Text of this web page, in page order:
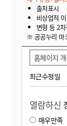
출처표시
비상업적
변형 등 2
※ 공공누리 마
최근수정일
홈페이지
열람하신
매우만족